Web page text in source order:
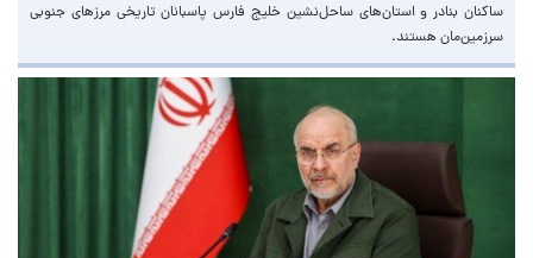
ساکنان بنادر و استان‌های ساحل‌نشین خلیج فارس پاسبانان تاریخی مرز‌های جنوبی
سرزمین‌مان هستند.